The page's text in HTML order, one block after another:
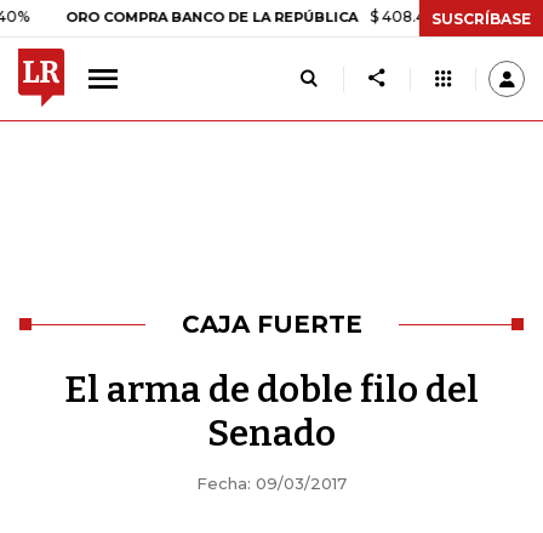
ORO COMPRA BANCO DE LA REPÚBLICA $ 408.498,97 +$ 8.753,81
SUSCRÍBASE
CAJA FUERTE
El arma de doble filo del
Senado
Fecha: 09/03/2017